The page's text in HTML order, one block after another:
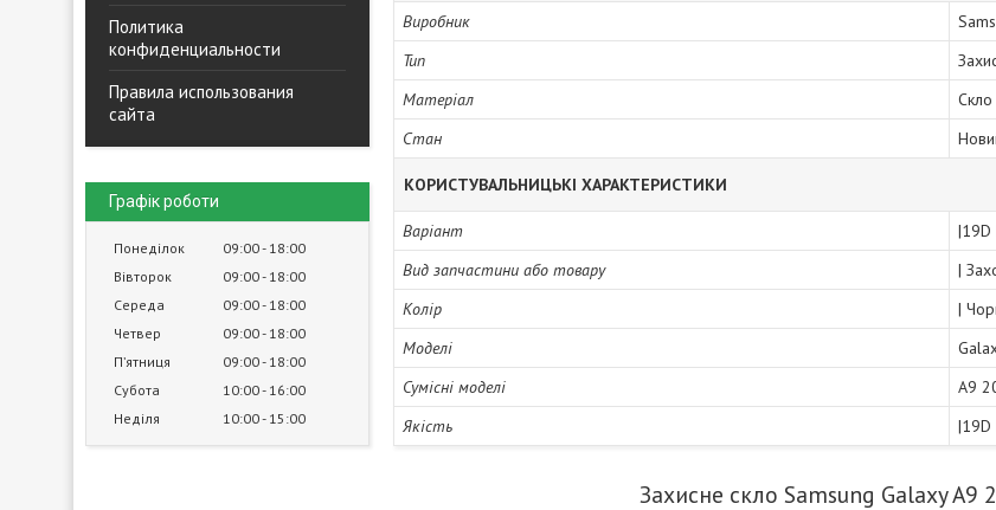
Политика
конфиденциальности
Правила использования
сайта
Графік роботи
Понеділок 09:00 18:00
Вівторок
09:00 18:00
Середа
09:00 18:00
Четвер
09:00 18:00
Пʼятниця
09:00 18:00
Субота
10:00 16:00
Неділя
10:00 15:00
Виробник
Тип
Матеріал
Скло
Стан
КОРИСТУВАЛЬНИЦЬКІ ХАРАКТЕРИСТИКИ
Варіант
|19D
Вид запчастини або товару
|
Колір
|
Моделі
Сумісні моделі
A9
Якість
|19D
Захисне скло Samsung Galaxy A9